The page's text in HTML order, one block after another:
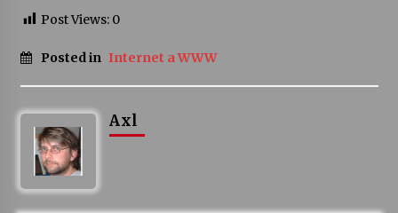
Post Views: 0
Posted in Internet a WWW
Axl